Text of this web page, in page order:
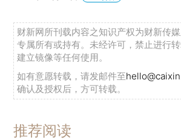
财新网所刊载内容之知识产权为财新传
专属所有或持有。未经许可，禁止进行
建立镜像等任何使用。
如有意愿转载，请发邮件至
确认及授权后，方可转载。
推荐阅读